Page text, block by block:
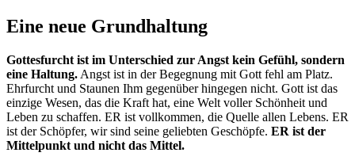
Eine neue Grundhaltung
Gottesfurcht ist im Unterschied zur Angst kein Gefühl, sondern
eine Haltung. Angst ist in der Begegnung mit Gott fehl am Platz.
Ehrfurcht und Staunen Ihm gegenüber hingegen nicht. Gott ist das
einzige Wesen, das die Kraft hat, eine Welt voller Schönheit und
Leben zu schaffen. ER ist vollkommen, die Quelle allen Lebens. ER
ist der Schöpfer, wir sind seine geliebten Geschöpfe. ER ist der
Mittelpunkt und nicht das Mittel.